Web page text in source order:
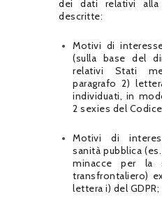
dei dati relativi
descritte:
Motivi di
(sulla base del
relativi Stati
paragrafo 2)
individuati, in
2 sexies del
Motivi di
sanità pubblica
minacce per la
transfrontaliero)
lettera i) del GDPR;